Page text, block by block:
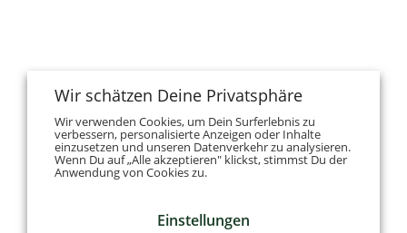
Wir schätzen Deine Privatsphäre
Wir verwenden Cookies, um Dein Surferlebnis zu
verbessern, personalisierte Anzeigen oder Inhalte
einzusetzen und unseren Datenverkehr zu analysieren.
Wenn Du auf „Alle akzeptieren" klickst, stimmst Du der
Anwendung von Cookies zu.
Einstellungen